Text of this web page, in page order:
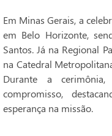
Em Minas Gerais, a
em Belo Horizonte,
Santos. Já na Regional
na Catedral
Durante a
compromisso,
esperança na missão.